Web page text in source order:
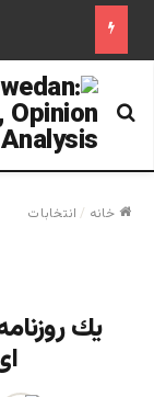
جستجو برای
خانه / انتخابات
يك